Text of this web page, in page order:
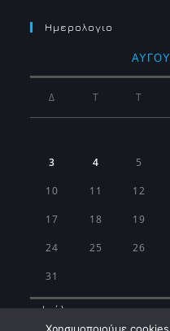
Ημερολογιο
Δ Τ Τ
3 4 5
10 11 12
17 18 19
24 25 26
31
« Ιούλ